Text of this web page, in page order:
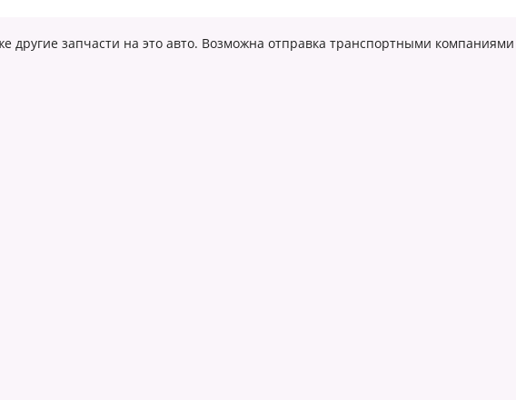
другие запчасти на это авто. Возможна отправка транспортными компаниями